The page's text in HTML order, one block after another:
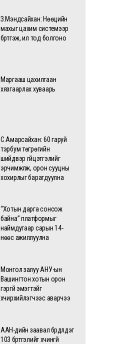
З.Мэндсайхан: Нөөцийн
махыг цахим системээр
бүртгэж, ил тод болгоно
Маргааш цахилгаан
хязгаарлах хуваарь
С.Амарсайхан: 60 гаруй
тэрбум төгрөгийн
шийдвэр гүйцэтгэлийг
эрчимжүүлж, орон сууцны
хохирлыг барагдуулна
“Хотын дарга сонсож
байна” платформыг
наймдугаар сарын 14-
нөөс ажиллуулна
Монгол залуу АНУ-ын
Вашингтон хотын орон
гэргүй эмэгтэйг
хүчирхийлэгчээс аварчээ
ААН-үүдийн заавал бүрдүүлдэг
103 бүртгэлийг хүчингүй